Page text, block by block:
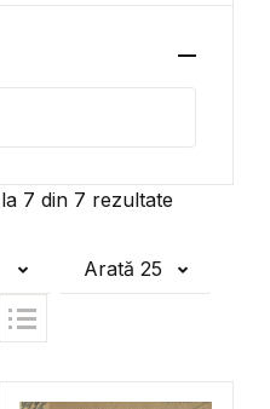
la 7 din 7 rezultate
Arată 25